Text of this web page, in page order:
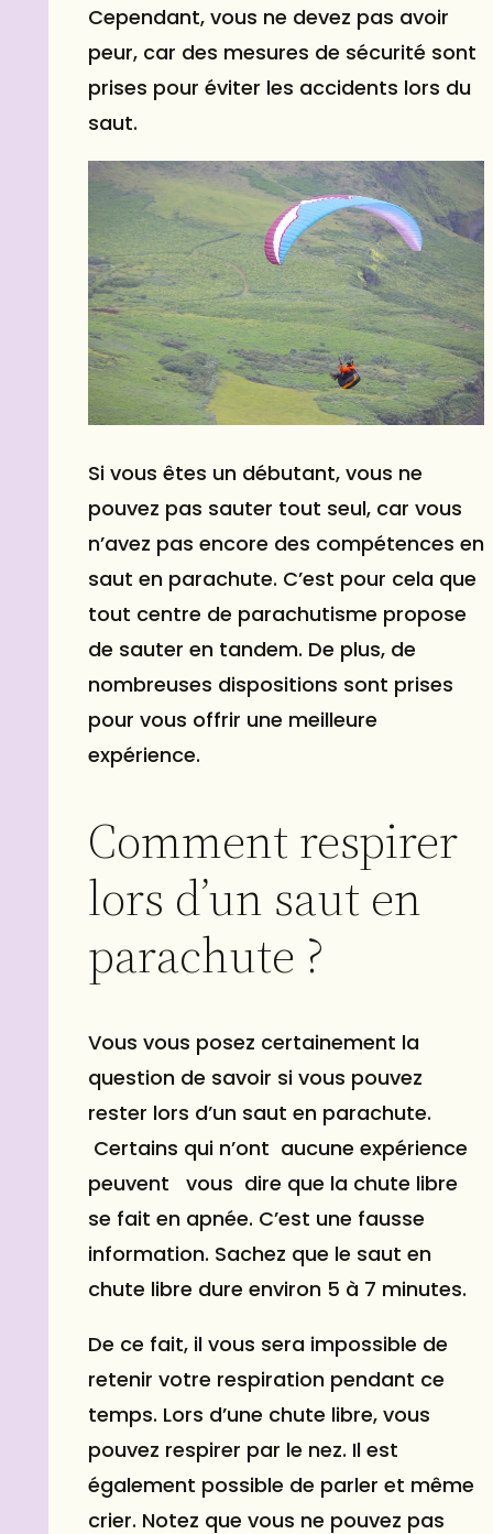
Cependant, vous ne devez pas avoir
peur, car des mesures de sécurité sont
prises pour éviter les accidents lors du
saut.
Si vous êtes un débutant, vous ne
pouvez pas sauter tout seul, car vous
n’avez pas encore des compétences en
saut en parachute. C’est pour cela que
tout centre de parachutisme propose
de sauter en tandem. De plus, de
nombreuses dispositions sont prises
pour vous offrir une meilleure
expérience.
Comment respirer
lors d’un saut en
parachute ?
Vous vous posez certainement la
question de savoir si vous pouvez
rester lors d’un saut en parachute.
Certains qui n’ont aucune expérience
peuvent vous dire que la chute libre
se fait en apnée. C’est une fausse
information. Sachez que le saut en
chute libre dure environ 5 à 7 minutes.
De ce fait, il vous sera impossible de
retenir votre respiration pendant ce
temps. Lors d’une chute libre, vous
pouvez respirer par le nez. Il est
également possible de parler et même
crier. Notez que vous ne pouvez pas